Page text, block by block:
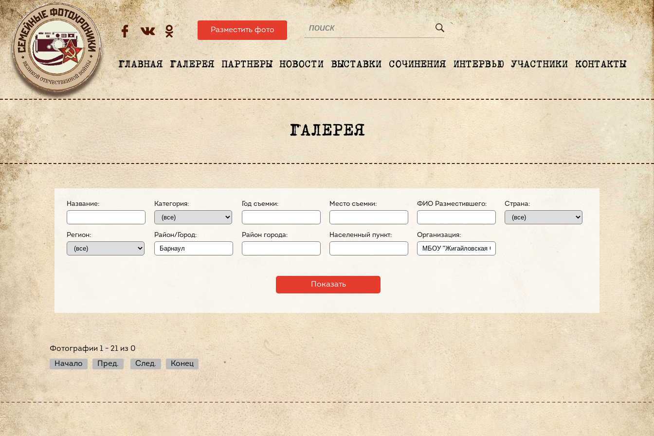
Разместить фото
ГЛАВНАЯ ГАЛЕРЕЯ ПАРТНЕРЫ НОВОСТИ ВЫСТАВКИ СОЧИНЕНИЯ ИНТЕРВЬЮ УЧАСТНИКИ КОНТАКТЫ
ГАЛЕРЕЯ
Название: Категория: Год съемки: Место съемки: ФИО Разместившего: Страна:
Регион: Район/Город: Район города: Населенный пункт: Организация:
Фотографии 1 - 21 из 0
Начало
Пред. След. Конец